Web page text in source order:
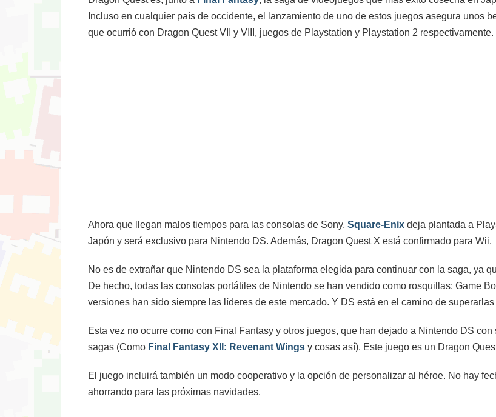
Incluso en cualquier país de occidente, el lanzamiento de uno de estos juegos asegura unos
que ocurrió con Dragon Quest VII y VIII, juegos de Playstation y Playstation 2 respectivamente.
Ahora que llegan malos tiempos para las consolas de Sony, Square-Enix deja plantada a
Japón y será exclusivo para Nintendo DS. Además, Dragon Quest X está confirmado para Wii.
No es de extrañar que Nintendo DS sea la plataforma elegida para continuar con la saga, ya
De hecho, todas las consolas portátiles de Nintendo se han vendido como rosquillas: Game
versiones han sido siempre las líderes de este mercado. Y DS está en el camino de superarlas
Esta vez no ocurre como con Final Fantasy y otros juegos, que han dejado a Nintendo DS
sagas (Como Final Fantasy XII: Revenant Wings y cosas así). Este juego es un Dragon
El juego incluirá también un modo cooperativo y la opción de personalizar al héroe. No hay
ahorrando para las próximas navidades.